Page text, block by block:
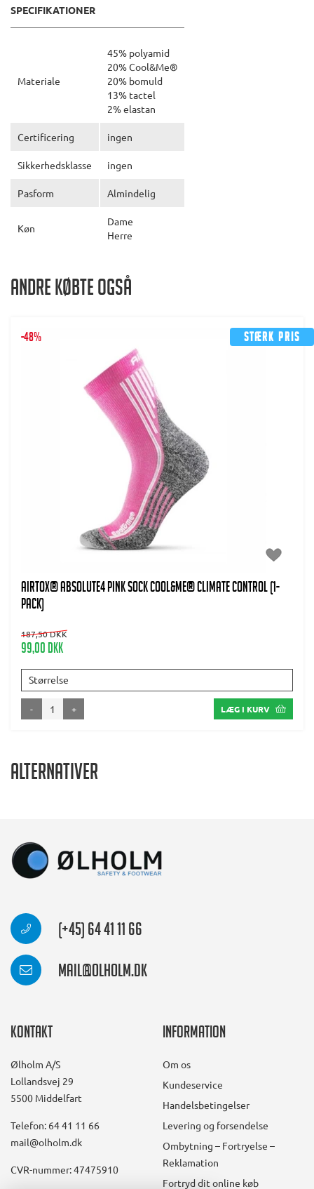
SPECIFIKATIONER
Materiale
45% polyamid
20% Cool&Me®
20% bomuld
13% tactel
2% elastan
Certificering ingen
Sikkerhedsklasse ingen
Pasform Almindelig
Køn
Dame
Herre
Andre købte også
Stærk pris
-48%
AIRTOX® Absolute4 Pink Sock Cool&Me® climate control (1-
pack)
187,50 DKK
99,00 DKK
Størrelse
- + LÆG I KURV
Alternativer
(+45) 64 41 11 66
mail@olholm.dk
Kontakt
Ølholm A/S
Lollandsvej 29
5500 Middelfart
Telefon: 64 41 11 66
mail@olholm.dk
CVR-nummer: 47475910
Information
Om os
Kundeservice
Handelsbetingelser
Levering og forsendelse
Ombytning – Fortryelse –
Reklamation
Fortryd dit online køb